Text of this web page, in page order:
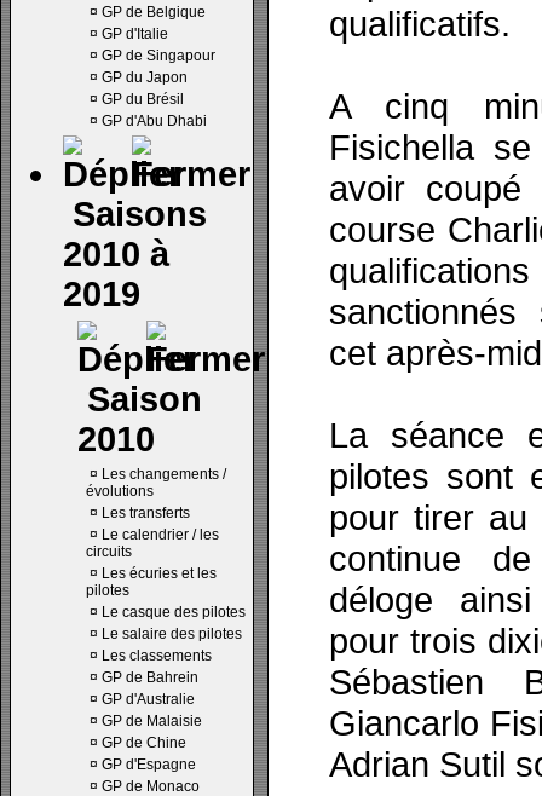
¤ GP de Belgique
¤ GP d'Italie
¤ GP de Singapour
¤ GP du Japon
¤ GP du Brésil
¤ GP d'Abu Dhabi
Saisons
2010 à
2019
Saison
2010
¤ Les changements /
évolutions
¤ Les transferts
¤ Le calendrier / les
circuits
¤ Les écuries et les
pilotes
¤ Le casque des pilotes
¤ Le salaire des pilotes
¤ Les classements
¤ GP de Bahrein
¤ GP d'Australie
¤ GP de Malaisie
¤ GP de Chine
¤ GP d'Espagne
¤ GP de Monaco
qualificatifs.
A cinq
Fisichella
avoir
course
cet après-
La séance
pilotes sont
pour tirer au
continue
déloge
pour trois
Sébastien
Giancarlo
Adrian Sutil